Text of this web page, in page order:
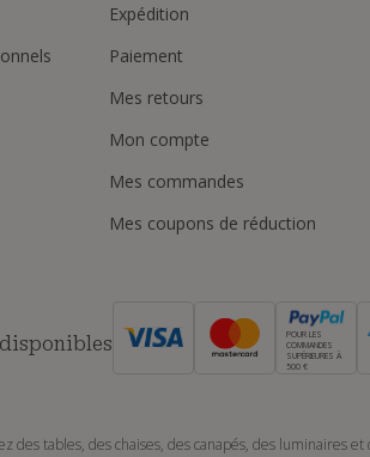
Expédition
Paiement
Mes retours
Mon compte
Mes commandes
Mes coupons de réduction
disponibles
POUR LES
COMMANDES
SUPÉRIEURES À
500 €
des tables, des chaises, des canapés, des